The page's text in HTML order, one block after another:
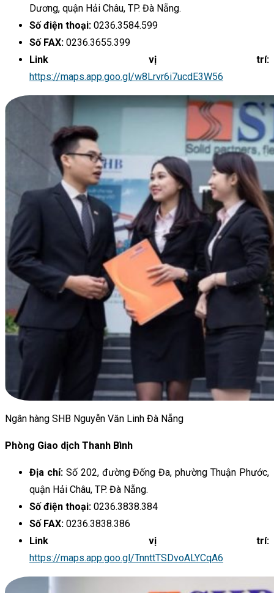
Dương, quận Hải Châu, TP. Đà Nẵng.
Số điện thoại: 0236.3584.599
Số FAX: 0236.3655.399
Link vị trí:
https://maps.app.goo.gl/w8Lrvr6i7ucdE3W56
Ngân hàng SHB Nguyễn Văn Linh Đà Nẵng
Phòng Giao dịch Thanh Bình
Địa chỉ: Số 202, đường Đống Đa, phường Thuận Phước,
quận Hải Châu, TP. Đà Nẵng.
Số điện thoại: 0236.3838.384
Số FAX: 0236.3838.386
Link vị trí:
https://maps.app.goo.gl/TnnttTSDvoALYCqA6